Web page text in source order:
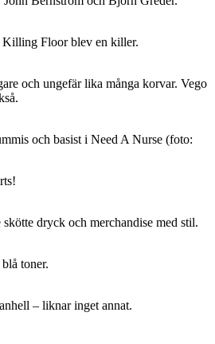
Killing Floor blev en killer.
och ungefär lika många korvar. Vego
och basist i Need A Nurse (foto:
dryck och merchandise med stil.
toner.
– liknar inget annat.